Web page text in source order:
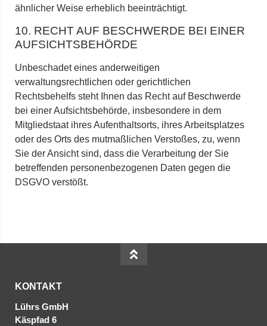
ähnlicher Weise erheblich beeinträchtigt.
10. RECHT AUF BESCHWERDE BEI EINER
AUFSICHTSBEHÖRDE
Unbeschadet eines anderweitigen
verwaltungsrechtlichen oder gerichtlichen
Rechtsbehelfs steht Ihnen das Recht auf Beschwerde
bei einer Aufsichtsbehörde, insbesondere in dem
Mitgliedstaat ihres Aufenthaltsorts, ihres Arbeitsplatzes
oder des Orts des mutmaßlichen Verstoßes, zu, wenn
Sie der Ansicht sind, dass die Verarbeitung der Sie
betreffenden personenbezogenen Daten gegen die
DSGVO verstößt.
KONTAKT
Lührs GmbH
Käspfad 6